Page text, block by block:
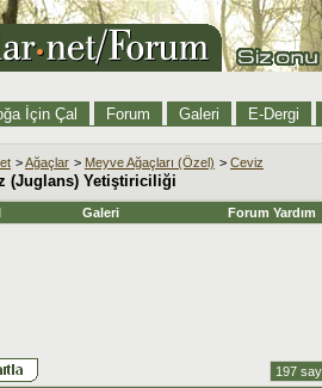
İçin Çal Forum Galeri E-Dergi
>Ağaçlar > Meyve Ağaçları (Özel) > Ceviz
(Juglans) Yetiştiriciliği
Galeri Forum Yardım
197